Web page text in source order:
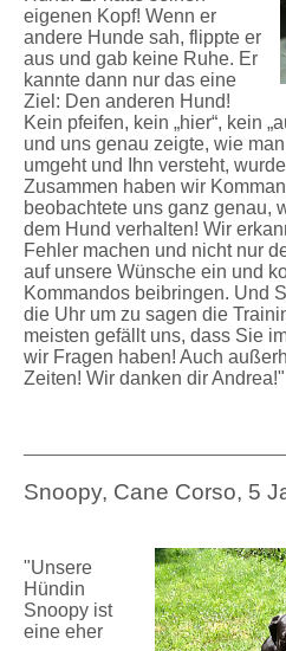
eigenen Kopf! Wenn er
andere Hunde sah, flippte er
aus und gab keine Ruhe. Er
kannte dann nur das eine
Ziel: Den anderen Hund!
Kein pfeifen, kein „hier“, kein
und uns genau zeigte, wie
umgeht und Ihn versteht,
Zusammen haben wir
beobachtete uns ganz genau,
dem Hund verhalten! Wir
Fehler machen und nicht nur
auf unsere Wünsche ein und
Kommandos beibringen. Und
die Uhr um zu sagen die
meisten gefällt uns, dass Sie
wir Fragen haben! Auch
Zeiten! Wir danken dir Andrea!"
Snoopy, Cane Corso, 5
"Unsere
Hündin
Snoopy ist
eine eher